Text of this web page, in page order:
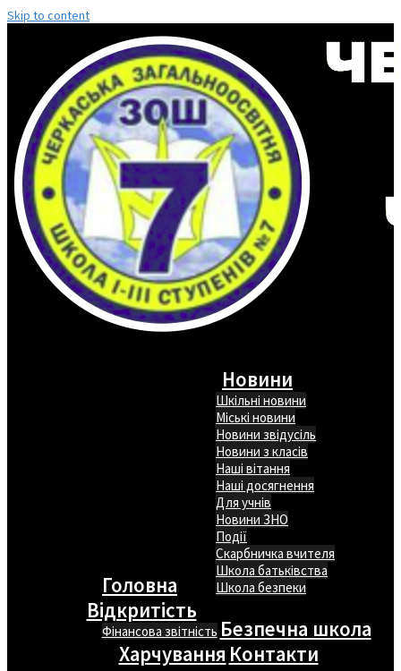
Skip to content
Головна
Новини
Шкільні новини
Міські новини
Новини звідусіль
Новини з класів
Наші вітання
Наші досягнення
Для учнів
Новини ЗНО
Події
Скарбничка вчителя
Школа батьківства
Школа безпеки
Відкритість
Фінансова звітність Безпечна школа
Харчування Контакти